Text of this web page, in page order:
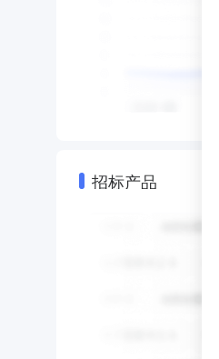
招标产品